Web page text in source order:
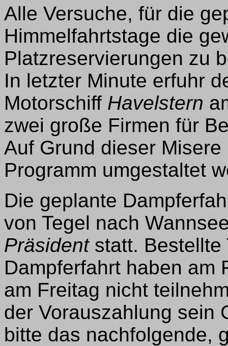
Alle Versuche, für die
Himmelfahrtstage die
Platzreservierungen zu
In letzter Minute erfuhr
Motorschiff Havelstern
zwei große Firmen für
Auf Grund dieser
Programm umgestaltet
Die geplante
von Tegel nach
Präsidentstatt. Bestellte
Dampferfahrt haben am
am Freitag nicht
der Vorauszahlung sein
bitte das nachfolgende,